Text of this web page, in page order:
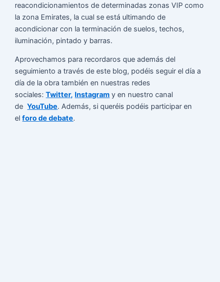
reacondicionamientos de determinadas zonas VIP como
la zona Emirates, la cual se está ultimando de
acondicionar con la terminación de suelos, techos,
iluminación, pintado y barras.
Aprovechamos para recordaros que además del
seguimiento a través de este blog, podéis seguir el día a
día de la obra también en nuestras redes
sociales:Twitter, Instagram y en nuestro canal
deYouTube. Además, si queréis podéis participar en
elforo de debate.